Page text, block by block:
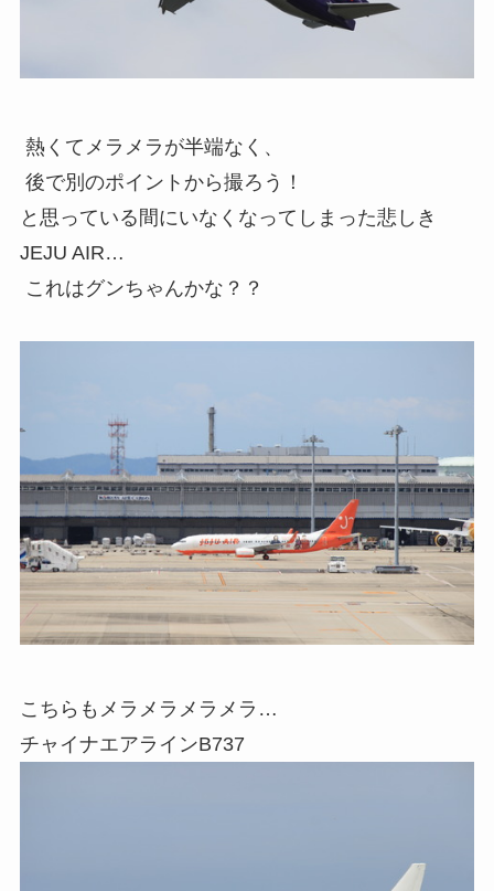
熱くてメラメラが半端なく、
後で別のポイントから撮ろう！
と思っている間にいなくなってしまった悲しき
JEJU AIR…
これはグンちゃんかな？？
こちらもメラメラメラメラ…
チャイナエアラインB737